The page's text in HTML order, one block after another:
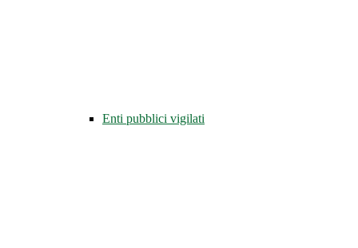
Enti pubblici vigilati